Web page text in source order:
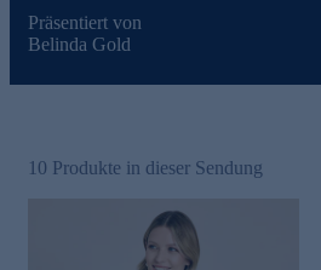
Präsentiert von
Belinda Gold
10 Produkte in dieser Sendung